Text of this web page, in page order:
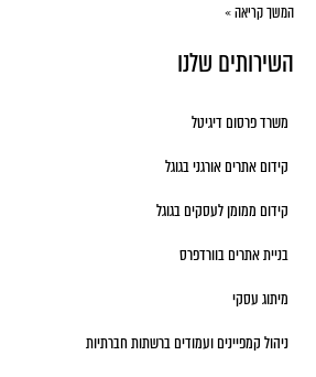
המשך קריאה »
השירותים שלנו
משרד פרסום דיגיטל
קידום אתרים אורגני בגוגל
קידום ממומן לעסקים בגוגל
בניית אתרים בוורדפרס
מיתוג עסקי
ניהול קמפיינים ועמודים ברשתות חברתיות